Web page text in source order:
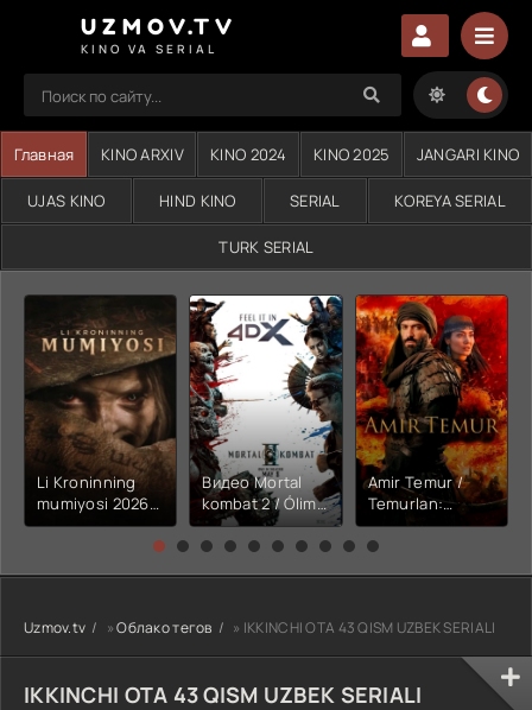
UZMOV.TV
KINO VA SERIAL
Главная KINO ARXIV KINO 2024 KINO 2025 JANGARI KINO
UJAS KINO HIND KINO SERIAL KOREYA SERIAL
TURK SERIAL
Li Kroninning
mumiyosi 2026
(uzbek tilida
kino) tarjima HD
Видео Mortal
kombat 2 / Ólim
jangi 2 (2026)
Uzbek tilida
Amir Temur /
Temurlan:
Fathchining
yuksalishi
tarjima kino Full
HD tas-ix
Uzmov.tv »Облако тегов » IKKINCHI OTA 43 QISM UZBEK SERIALI
IKKINCHI OTA 43 QISM UZBEK SERIALI